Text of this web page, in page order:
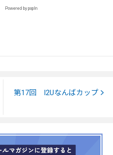
Powered by popIn
第17回 I2Uなんばカップ